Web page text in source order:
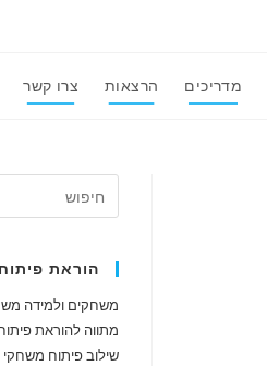
מדריכים הרצאות צרו קשר
הוראת
משחקים ולמידה
מתווה להוראת
שילוב פיתוח